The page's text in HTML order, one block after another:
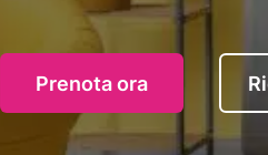
Prenota ora